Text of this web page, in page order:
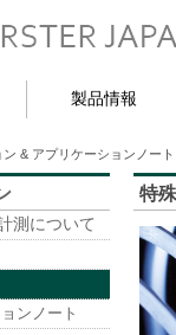
製品情報
& アプリケーションノート
測について
ンノート
特